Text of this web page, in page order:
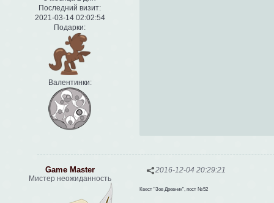
Последний визит:
2021-03-14 02:02:54
Подарки:
Валентинки:
2016-12-04 20:29:21
Game Master
Мистер неожиданность
Квест "Зов Древних", пост №52